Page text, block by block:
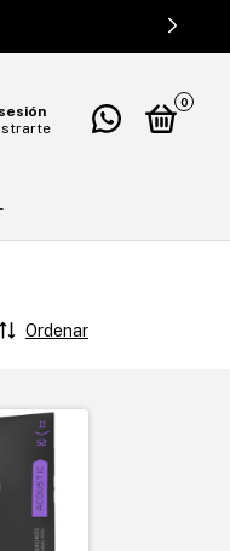
0
Ordenar